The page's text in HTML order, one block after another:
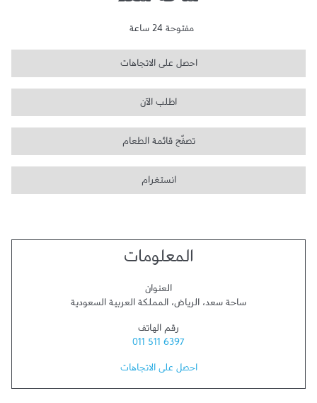
مفتوحة 24 ساعة
احصل على الاتجاهات
اطلب الآن
تصفّح قائمة الطعام
انستغرام
المعلومات
العنوان
ساحة سعد، الرياض، المملكة العربية السعودية
رقم الهاتف
011 511 6397
احصل على الاتجاهات